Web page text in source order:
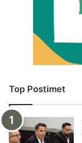
Top Postimet